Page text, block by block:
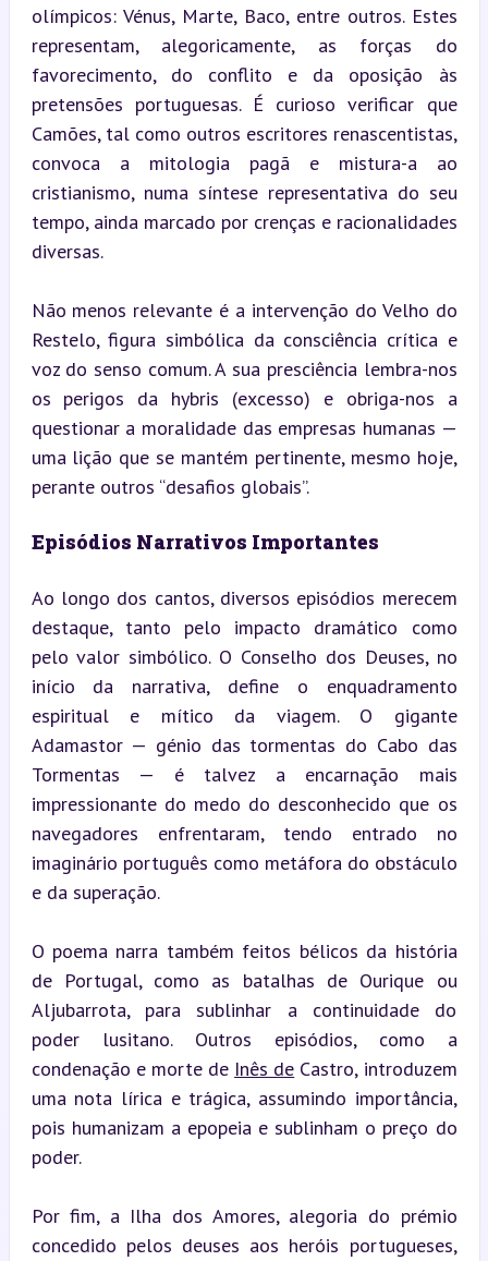
olímpicos: Vénus, Marte, Baco, entre outros. Estes
representam, alegoricamente, as forças do
favorecimento, do conflito e da oposição às
pretensões portuguesas. É curioso verificar que
Camões, tal como outros escritores renascentistas,
convoca a mitologia pagã e mistura-a ao
cristianismo, numa síntese representativa do seu
tempo, ainda marcado por crenças e racionalidades
diversas.
Não menos relevante é a intervenção do Velho do
Restelo, figura simbólica da consciência crítica e
voz do senso comum. A sua presciência lembra-nos
os perigos da hybris (excesso) e obriga-nos a
questionar a moralidade das empresas humanas —
uma lição que se mantém pertinente, mesmo hoje,
perante outros “desafios globais”.
Episódios Narrativos Importantes
Ao longo dos cantos, diversos episódios merecem
destaque, tanto pelo impacto dramático como
pelo valor simbólico. O Conselho dos Deuses, no
início da narrativa, define o enquadramento
espiritual e mítico da viagem. O gigante
Adamastor — génio das tormentas do Cabo das
Tormentas — é talvez a encarnação mais
impressionante do medo do desconhecido que os
navegadores enfrentaram, tendo entrado no
imaginário português como metáfora do obstáculo
e da superação.
O poema narra também feitos bélicos da história
de Portugal, como as batalhas de Ourique ou
Aljubarrota, para sublinhar a continuidade do
poder lusitano. Outros episódios, como a
condenação e morte de Inês de Castro, introduzem
uma nota lírica e trágica, assumindo importância,
pois humanizam a epopeia e sublinham o preço do
poder.
Por fim, a Ilha dos Amores, alegoria do prémio
concedido pelos deuses aos heróis portugueses,